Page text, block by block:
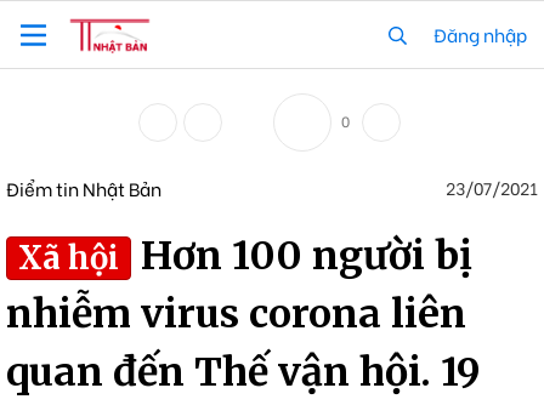
Đăng nhập
0
Điểm tin Nhật Bản 23/07/2021
Xã hội
Hơn 100 người bị
nhiễm virus corona liên
quan đến Thế vận hội. 19